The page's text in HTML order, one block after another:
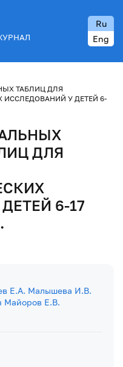
Ru
Eng
ТАБЛИЦ ДЛЯ
У ДЕТЕЙ 6-
ДЛЯ
6-17
Е.А. Малышева И.В.
Майоров Е.В.